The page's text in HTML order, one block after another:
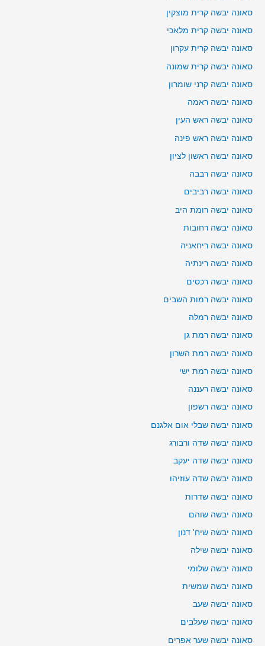
סאונה יבשה קרית מוצקין
סאונה יבשה קרית מלאכי
סאונה יבשה קרית עקרון
סאונה יבשה קרית שמונה
סאונה יבשה קרני שומרון
סאונה יבשה ראמה
סאונה יבשה ראש העין
סאונה יבשה ראש פינה
סאונה יבשה ראשון לציון
סאונה יבשה רבבה
סאונה יבשה רביבים
סאונה יבשה רומת היב
סאונה יבשה רחובות
סאונה יבשה ריחאניה
סאונה יבשה רינתיה
סאונה יבשה רכסים
סאונה יבשה רמות השבים
סאונה יבשה רמלה
סאונה יבשה רמת גן
סאונה יבשה רמת השרון
סאונה יבשה רמת ישי
סאונה יבשה רעננה
סאונה יבשה רשפון
סאונה יבשה שבלי אום אלגנם
סאונה יבשה שדה ורבורג
סאונה יבשה שדה יעקב
סאונה יבשה שדה עוזיהו
סאונה יבשה שדרות
סאונה יבשה שוהם
סאונה יבשה שיח' דנון
סאונה יבשה שילה
סאונה יבשה שלומי
סאונה יבשה שמשית
סאונה יבשה שעב
סאונה יבשה שעלבים
סאונה יבשה שער אפרים